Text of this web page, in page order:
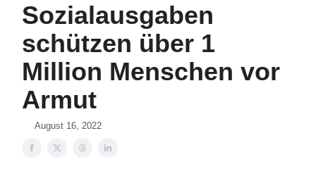
Sozialausgaben
schützen über 1
Million Menschen vor
Armut
August 16, 2022